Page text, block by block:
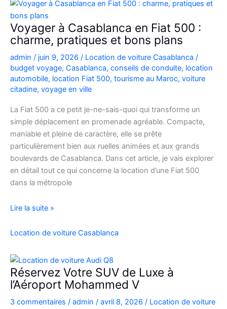
Picanto
à
Casablanca
vos
déplacements
Voyager à Casablanca en Fiat 500 :
charme, pratiques et bons plans
admin / juin 9, 2026 / Location de voiture Casablanca /
budget voyage, Casablanca, conseils de conduite, location
automobile, location Fiat 500, tourisme au Maroc, voiture
citadine, voyage en ville
La Fiat 500 a ce petit je-ne-sais-quoi qui transforme un
simple déplacement en promenade agréable. Compacte,
maniable et pleine de caractère, elle se prête
particulièrement bien aux ruelles animées et aux grands
boulevards de Casablanca. Dans cet article, je vais explorer
en détail tout ce qui concerne la location d’une Fiat 500
dans la métropole
Voyager
Casablanca
Fiat
500
:
pratiques
Lire la suite »
Location de voiture Casablanca
Réservez Votre SUV de Luxe à
l’Aéroport Mohammed V
3 commentaires / admin / avril 8, 2026 / Location de voiture